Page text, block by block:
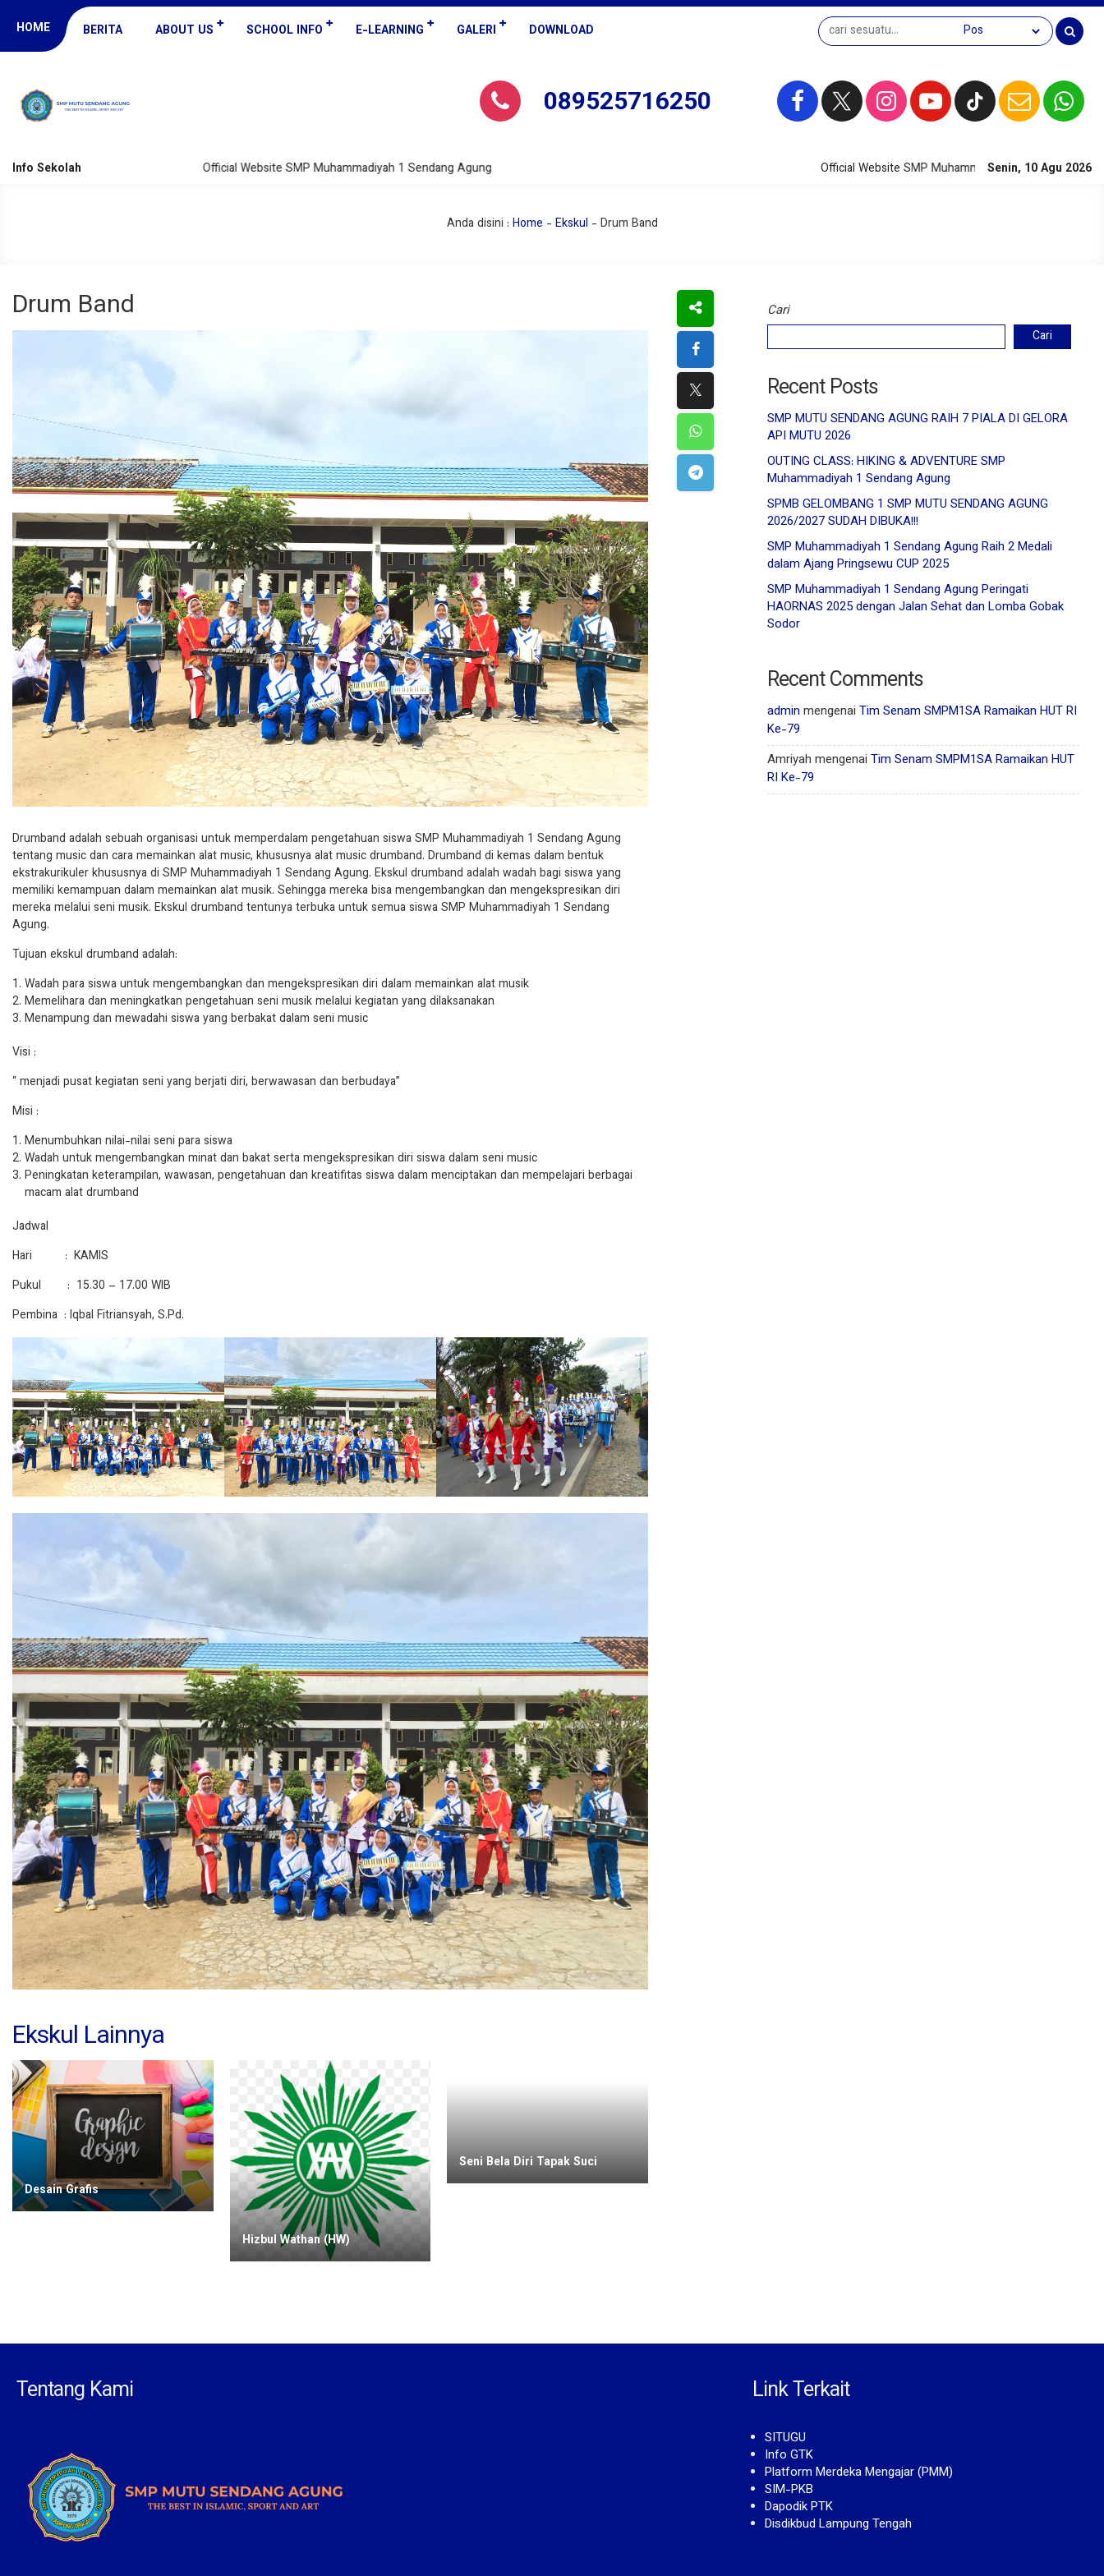
HOME BERITA ABOUT US SCHOOL INFO E-LEARNING GALERI DOWNLOAD
089525716250
Info Sekolah Senin, 10 Agu 2026
Official Website SMP Muhammadiyah 1 Sendang Agung
Official Website SMP Muhammadiyah 1 Sendang Agung
Anda disini : Home - Ekskul - Drum Band
Drum Band
Drumband adalah sebuah organisasi untuk memperdalam pengetahuan siswa SMP Muhammadiyah 1 Sendang Agung
tentang music dan cara memainkan alat music, khususnya alat music drumband. Drumband di kemas dalam bentuk
ekstrakurikuler khususnya di SMP Muhammadiyah 1 Sendang Agung. Ekskul drumband adalah wadah bagi siswa yang
memiliki kemampuan dalam memainkan alat musik. Sehingga mereka bisa mengembangkan dan mengekspresikan diri
mereka melalui seni musik. Ekskul drumband tentunya terbuka untuk semua siswa SMP Muhammadiyah 1 Sendang
Agung.
Tujuan ekskul drumband adalah:
Wadah para siswa untuk mengembangkan dan mengekspresikan diri dalam memainkan alat musik
Memelihara dan meningkatkan pengetahuan seni musik melalui kegiatan yang dilaksanakan
Menampung dan mewadahi siswa yang berbakat dalam seni music
Visi :
“ menjadi pusat kegiatan seni yang berjati diri, berwawasan dan berbudaya”
Misi :
Menumbuhkan nilai-nilai seni para siswa
Wadah untuk mengembangkan minat dan bakat serta mengekspresikan diri siswa dalam seni music
Peningkatan keterampilan, wawasan, pengetahuan dan kreatifitas siswa dalam menciptakan dan mempelajari berbagai
macam alat drumband
Jadwal
Hari : KAMIS
Pukul : 15.30 – 17.00 WIB
Pembina : Iqbal Fitriansyah, S.Pd.
Ekskul Lainnya
Desain Grafis
Hizbul Wathan (HW)
Seni Bela Diri Tapak Suci
Cari
Cari
Recent Posts
SMP MUTU SENDANG AGUNG RAIH 7 PIALA DI GELORA
API MUTU 2026
OUTING CLASS: HIKING & ADVENTURE SMP
Muhammadiyah 1 Sendang Agung
SPMB GELOMBANG 1 SMP MUTU SENDANG AGUNG
2026/2027 SUDAH DIBUKA!!!
SMP Muhammadiyah 1 Sendang Agung Raih 2 Medali
dalam Ajang Pringsewu CUP 2025
SMP Muhammadiyah 1 Sendang Agung Peringati
HAORNAS 2025 dengan Jalan Sehat dan Lomba Gobak
Sodor
Recent Comments
admin mengenai Tim Senam SMPM1SA Ramaikan HUT RI
Ke-79
Amriyah mengenai Tim Senam SMPM1SA Ramaikan HUT
RI Ke-79
Tentang Kami Link Terkait
SITUGU
Info GTK
Platform Merdeka Mengajar (PMM)
SIM-PKB
Dapodik PTK
Disdikbud Lampung Tengah